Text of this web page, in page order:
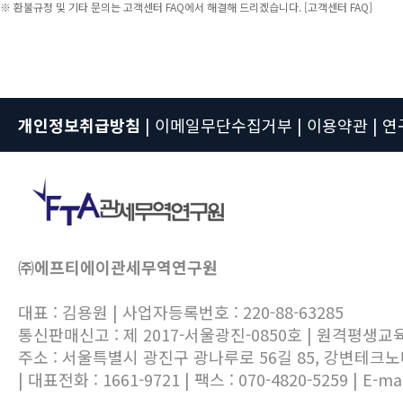
※ 환불규정 및 기타 문의는 고객센터 FAQ에서 해결해 드리겠습니다. [고객센터 FAQ]
개인정보취급방침 | 이메일무단수집거부 | 이용약관 | 연
㈜에프티에이관세무역연구원
대표 : 김용원 | 사업자등록번호 : 220-88-63285
통신판매신고 : 제 2017-서울광진-0850호 | 원격평생교
주소 : 서울특별시 광진구 광나루로 56길 85, 강변테크
| 대표전화 : 1661-9721 | 팩스 : 070-4820-5259 | E-